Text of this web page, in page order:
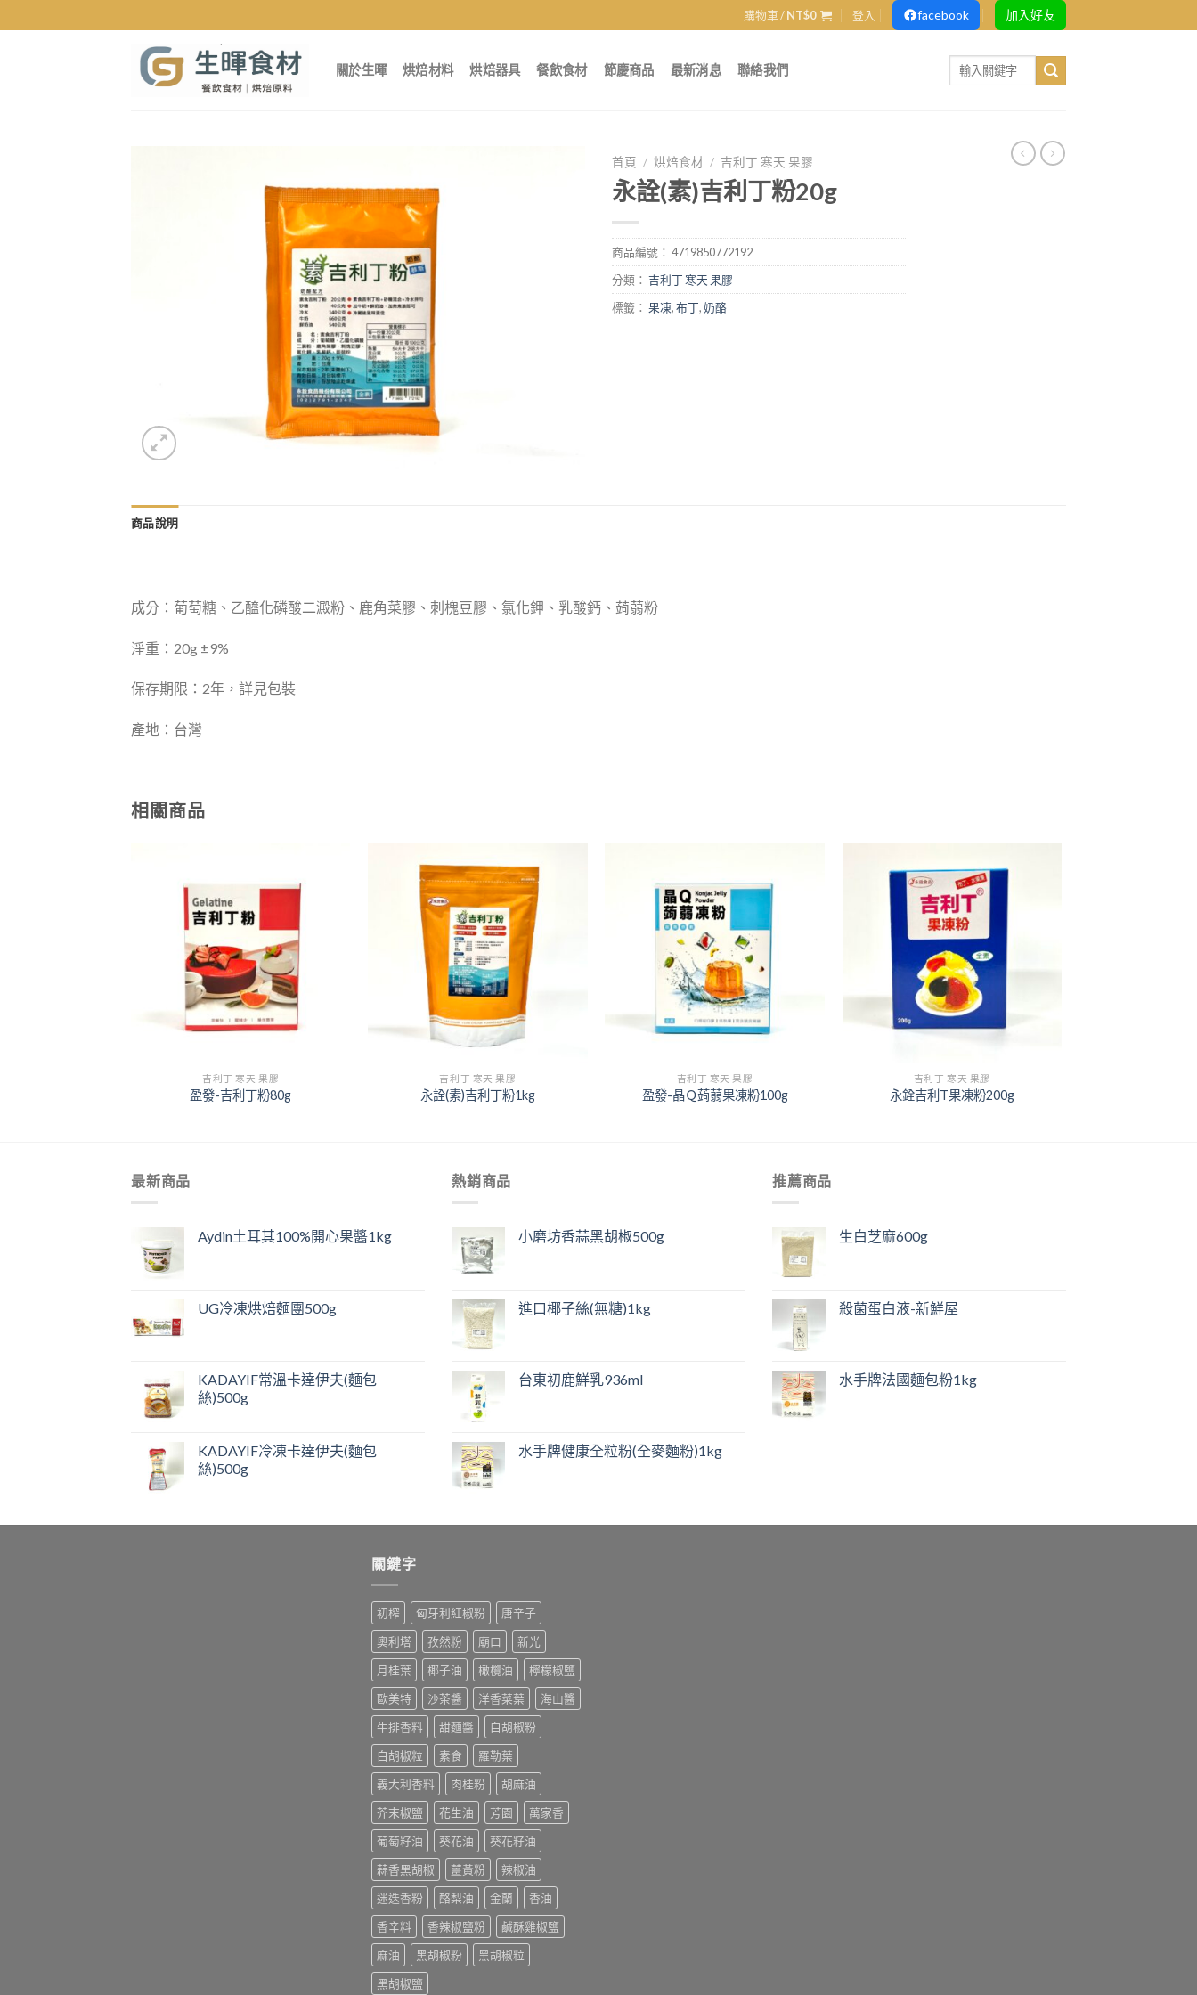
to
購物車 /NT$0 登入 facebook 加入好友
關於生暉 烘焙材料 烘焙器具 餐飲食材 節慶商品 最新消息 聯絡我們
Search
for:
首頁 / 烘焙食材 / 吉利丁 寒天 果膠
永詮(素)吉利丁粉20g
商品編號： 4719850772192
分類： 吉利丁 寒天 果膠
標籤： 果凍,布丁,奶酪
商品說明
成分：葡萄糖、乙醯化磷酸二澱粉、鹿角菜膠、刺槐豆膠、氯化鉀、乳酸鈣、蒟蒻粉
淨重：20g ±9%
保存期限：2年，詳見包裝
產地：台灣
相關商品
吉利丁 寒天 果膠
盈發-吉利丁粉80g
吉利丁 寒天 果膠
永詮(素)吉利丁粉1kg
吉利丁 寒天 果膠
盈發-晶Ｑ蒟蒻果凍粉100g
吉利丁 寒天 果膠
永銓吉利T果凍粉200g
最新商品
Aydin土耳其100%開心果醬1kg
UG冷凍烘焙麵團500g
KADAYIF常溫卡達伊夫(麵包
絲)500g
KADAYIF冷凍卡達伊夫(麵包
絲)500g
熱銷商品
小磨坊香蒜黑胡椒500g
進口椰子絲(無糖)1kg
台東初鹿鮮乳936ml
水手牌健康全粒粉(全麥麵粉)1kg
推薦商品
生白芝麻600g
殺菌蛋白液-新鮮屋
水手牌法國麵包粉1kg
關鍵字
初榨 匈牙利紅椒粉
唐辛子
奧利塔
孜然粉 廟口
新光
月桂葉
椰子油 橄欖油
檸檬椒鹽
歐美特
沙茶醬 洋香菜葉
海山醬
牛排香料
甜麵醬
白胡椒粉
白胡椒粒
素食
羅勒葉
義大利香料
肉桂粉
胡麻油
芥末椒鹽
花生油 芳園
萬家香
葡萄籽油
葵花油
葵花籽油
蒜香黑胡椒
薑黃粉
辣椒油
迷迭香粉
酪梨油 金蘭
香油
香辛料
香辣椒鹽粉
鹹酥雞椒鹽
麻油
黑胡椒粉
黑胡椒粒
黑胡椒鹽